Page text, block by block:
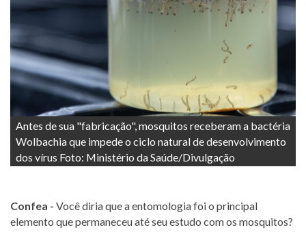
Antes de sua "fabricação", mosquitos receberam a bactéria
Wolbachia que impede o ciclo natural de desenvolvimento
dos vírus Foto: Ministério da Saúde/Divulgação
Confea - Você diria que a entomologia foi o principal
elemento que permaneceu até seu estudo com os mosquitos?